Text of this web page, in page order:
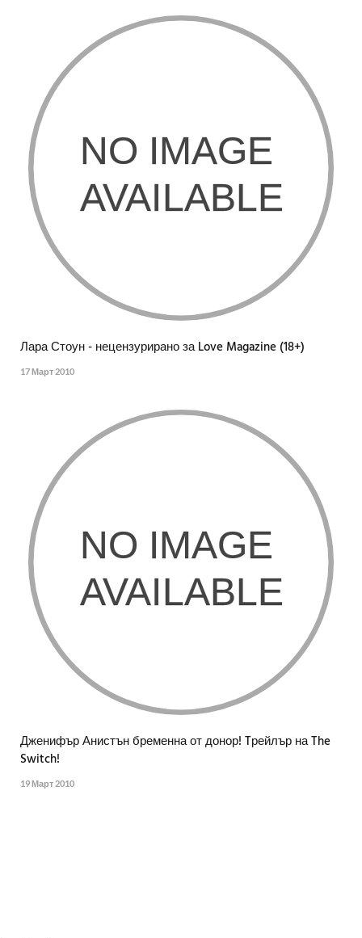
Лара Стоун - нецензурирано за Love Magazine (18+)
17 Март 2010
Дженифър Анистън бременна от донор! Tрейлър на The
Switch!
19 Март 2010